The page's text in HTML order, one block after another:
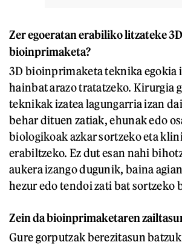
Zer egoeratan erabiliko litzateke 3D
bioinprimaketa?
3D bioinprimaketa teknika egokia
hainbat arazo tratatzeko. Kirurgia
teknikak izatea lagungarria izan
behar dituen zatiak, ehunak edo
biologikoak azkar sortzeko eta
erabiltzeko. Ez dut esan nahi
aukera izango dugunik, baina
hezur edo tendoi zati bat sortzeko
Zein da bioinprimaketaren
Gure gorputzak berezitasun